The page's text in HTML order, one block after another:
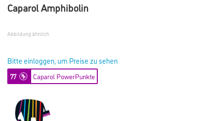
Caparol Amphibolin
Abbildung ähnlich
Bitte einloggen, um Preise zu sehen
77 Caparol PowerPunkte